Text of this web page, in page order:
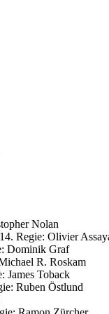
Nolan
Regie: Olivier
Dominik Graf
R. Roskam
James Toback
Ruben Östlund